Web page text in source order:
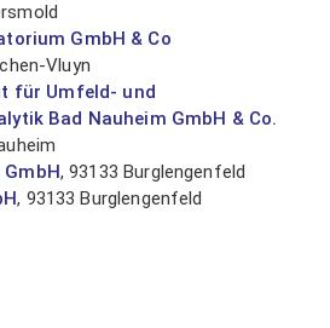
GmbH & Co
Vluyn
für Umfeld- und
Bad Nauheim GmbH & Co.
GmbH, 93133 Burglengenfeld
, 93133 Burglengenfeld